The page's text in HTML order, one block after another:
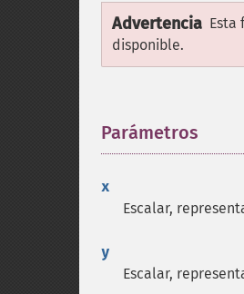
Advertencia Esta
disponible.
Parámetros
x
Escalar,
y
Escalar,